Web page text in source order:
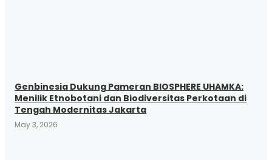
Genbinesia Dukung Pameran BIOSPHERE UHAMKA:
Menilik Etnobotani dan Biodiversitas Perkotaan di
Tengah Modernitas Jakarta
May 3, 2026